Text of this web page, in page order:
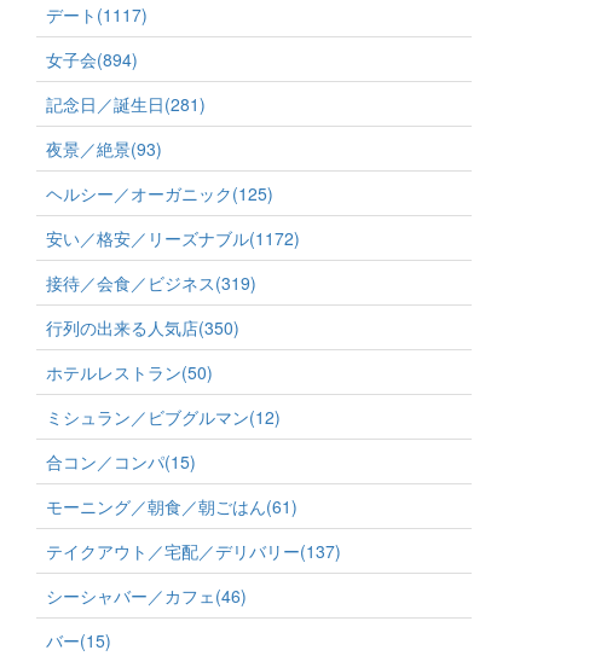
デート(1117)
女子会(894)
記念日／誕生日(281)
夜景／絶景(93)
ヘルシー／オーガニック(125)
安い／格安／リーズナブル(1172)
接待／会食／ビジネス(319)
行列の出来る人気店(350)
ホテルレストラン(50)
ミシュラン／ビブグルマン(12)
合コン／コンパ(15)
モーニング／朝食／朝ごはん(61)
テイクアウト／宅配／デリバリー(137)
シーシャバー／カフェ(46)
バー(15)